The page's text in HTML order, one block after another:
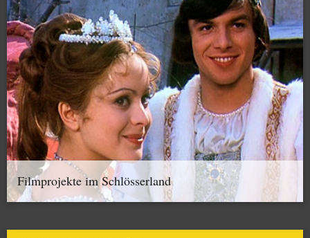
Filmprojekte im Schlösserland